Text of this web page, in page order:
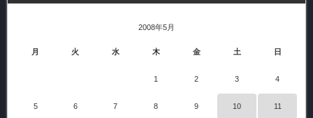
2008年5月
月 火 水 木 金 土 日
1 2 3 4
5 6 7 8 9 10 11